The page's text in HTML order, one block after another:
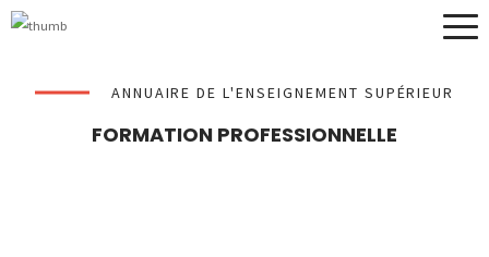
ANNUAIRE DE L'ENSEIGNEMENT SUPÉRIEUR
FORMATION PROFESSIONNELLE